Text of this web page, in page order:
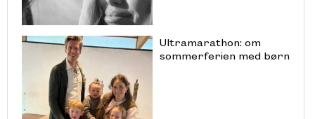
Ultramarathon: om
sommerferien med børn